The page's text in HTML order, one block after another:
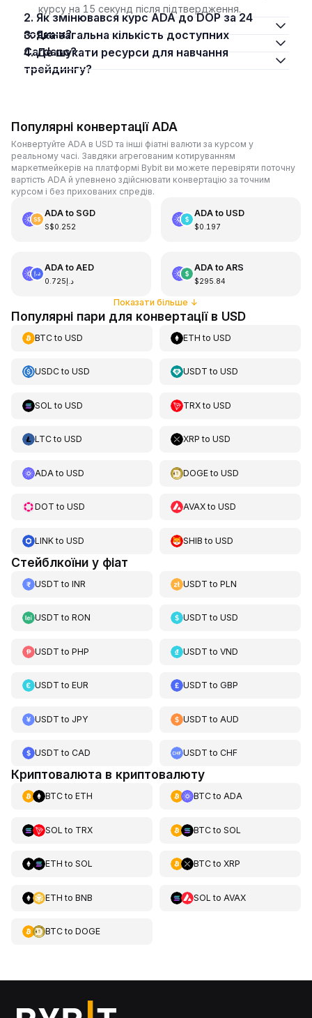
курсу на 15 секунд після підтвердження.
2. Як змінювався курс ADA до DOP за 24
години?
3. Яка загальна кількість доступних
Cardano?
4. Де шукати ресурси для навчання
трейдингу?
Популярні конвертації ADA
Конвертуйте ADA в USD та інші фіатні валюти за курсом у
реальному часі. Завдяки агрегованим котируванням
маркетмейкерів на платформі Bybit ви можете перевіряти поточну
вартість ADA й упевнено здійснювати конвертацію за точним
курсом і без прихованих спредів.
ADAto SGD
S$0.252
ADAto USD
$0.197
ADAto AED
د.إ0.725
ADAto ARS
$295.84
Показати більше ↓
Популярні пари для конвертації в USD
BTCto USD ETH toUSD
USDCto USD USDT toUSD
SOL to USD TRXtoUSD
LTCto USD XRP toUSD
ADA to USD DOGEtoUSD
DOT to USD AVAXtoUSD
LINKto USD SHIB toUSD
Стейблкоїни у фіат
USDT to INR USDT toPLN
USDT to RON USDT toUSD
USDT to PHP USDT toVND
USDT to EUR USDT toGBP
USDT to JPY USDT to AUD
USDT to CAD USDT toCHF
Криптовалюта в криптовалюту
BTCto ETH BTCto ADA
SOL to TRX BTCto SOL
ETH to SOL BTCto XRP
ETH to BNB SOL to AVAX
BTCto DOGE